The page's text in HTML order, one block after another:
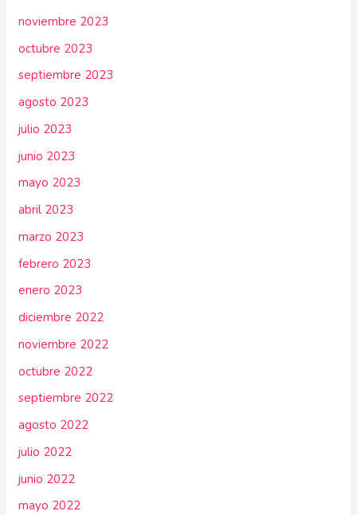
noviembre 2023
octubre 2023
septiembre 2023
agosto 2023
julio 2023
junio 2023
mayo 2023
abril 2023
marzo 2023
febrero 2023
enero 2023
diciembre 2022
noviembre 2022
octubre 2022
septiembre 2022
agosto 2022
julio 2022
junio 2022
mayo 2022